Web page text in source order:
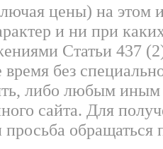
цены) на этом
и ни при
Статьи 437
без
либо любым
сайта. Для
просьба